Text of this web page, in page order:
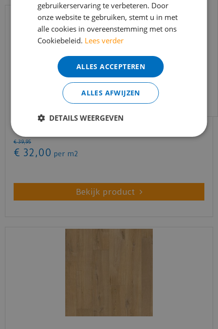
Quick-step - Capture - SIG4763 Geborstelde eik
€ 39,95
€ 32 ,00 per m2
Bekijk product
t/m 14 augustus telefonisch helaas niet
bereikbaar.
Bestelling worden uiteraard verwerkt
echter iets minder snel dan wat je van ons
gewend bent.
Voor vragen kan je ons bereiken via
info@merkvloerenwinkel.nl
gebruikerservaring te verbeteren. Door
onze website te gebruiken, stemt u in met
alle cookies in overeenstemming met ons
Cookiebeleid. Lees verder
ALLES ACCEPTEREN
ALLES AFWIJZEN
DETAILS WEERGEVEN